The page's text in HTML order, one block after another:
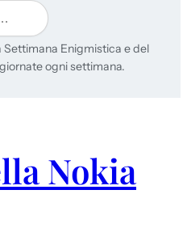
Settimana Enigmistica e del
ogni settimana.
Nokia